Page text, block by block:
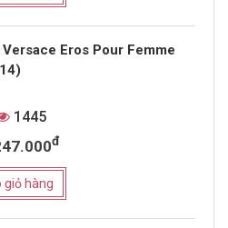
Eros Pour Femme
1445
đ
giỏ hàng